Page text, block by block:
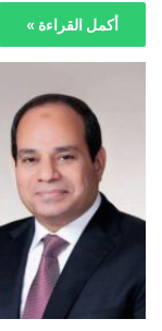
أكمل القراءة »